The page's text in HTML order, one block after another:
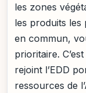
les zones
les produits les
en commun,
prioritaire.
rejoint l’EDD
ressources de